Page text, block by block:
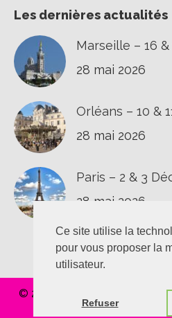
Ce site utilise la
pour vous proposer la
utilisateur.
Refuser
Les dernières actualités
Marseille – 16
28 mai 2026
Orléans – 10 &
28 mai 2026
Paris – 2 & 3
28 mai 2026
© 2020 L'épaule au T.O.P |
Réalisation